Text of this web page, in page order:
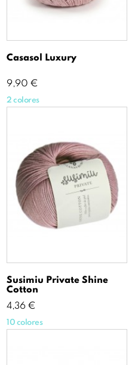
Casasol Luxury
Precio
9,90 €
2 colores
Susimiu Private Shine
Cotton
Precio
4,36 €
10 colores